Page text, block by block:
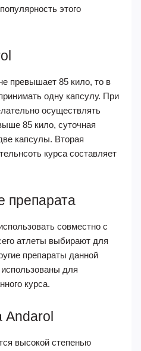
этого
превышает 85 кило, то в
одну капсулу. При
осуществлять
85 кило, суточная
капсулы. Вторая
курса составляет
препарата
совместно с
атлеты выбирают для
препараты данной
для
курса.
Andarol
высокой степенью